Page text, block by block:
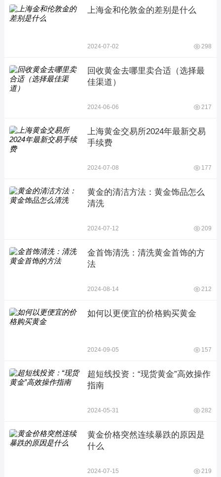
上海金和伦敦金的差别是什么
2024-07-02 298
回收黄金去哪里卖合适（选择最
佳渠道）
2024-06-06 217
上海黄金交易所2024年最新交易
手续费
2024-07-08 177
黄金的清洁方法：黄金饰品怎么
清洗
2024-07-12 209
金首饰清洗：清洗黄金首饰的方
法
2024-08-14 212
如何以更便宜的价格购买黄金
2024-09-05 157
超短线投资：“现货黄金”高效操作
指南
2024-05-31 282
黄金价格突然连续暴跌的原因是
什么
2024-07-15 219